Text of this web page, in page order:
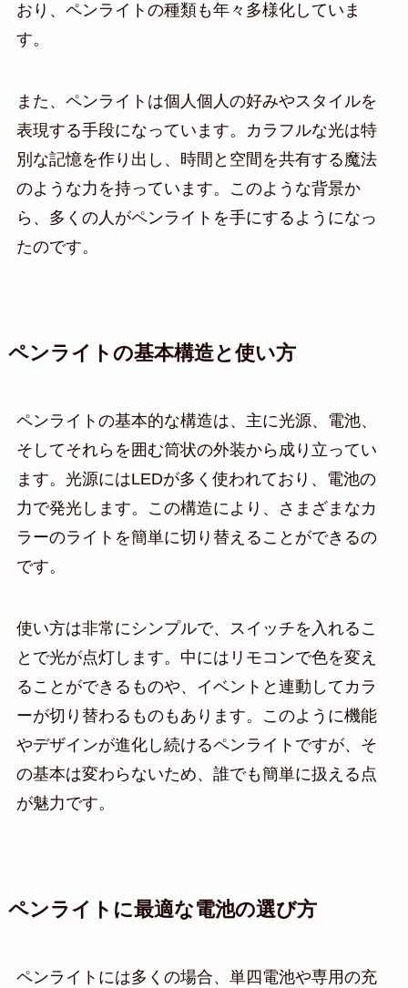
おり、ペンライトの種類も年々多様化していま
す。
また、ペンライトは個人個人の好みやスタイルを
表現する手段になっています。カラフルな光は特
別な記憶を作り出し、時間と空間を共有する魔法
のような力を持っています。このような背景か
ら、多くの人がペンライトを手にするようになっ
たのです。
ペンライトの基本構造と使い方
ペンライトの基本的な構造は、主に光源、電池、
そしてそれらを囲む筒状の外装から成り立ってい
ます。光源にはLEDが多く使われており、電池の
力で発光します。この構造により、さまざまなカ
ラーのライトを簡単に切り替えることができるの
です。
使い方は非常にシンプルで、スイッチを入れるこ
とで光が点灯します。中にはリモコンで色を変え
ることができるものや、イベントと連動してカラ
ーが切り替わるものもあります。このように機能
やデザインが進化し続けるペンライトですが、そ
の基本は変わらないため、誰でも簡単に扱える点
が魅力です。
ペンライトに最適な電池の選び方
ペンライトには多くの場合、単四電池や専用の充